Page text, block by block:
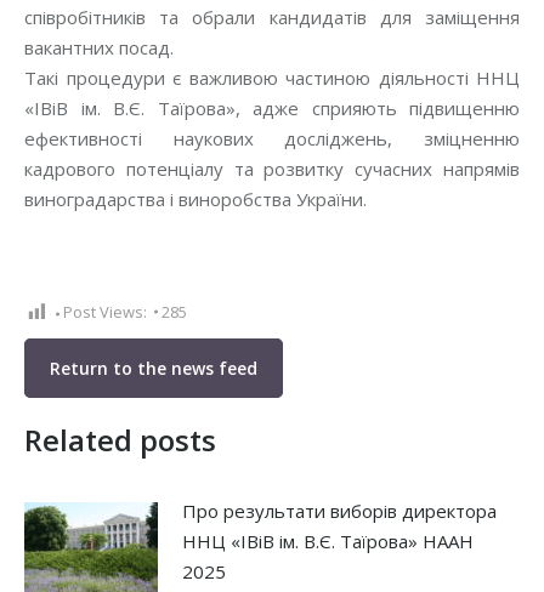
співробітників та обрали кандидатів для заміщення
вакантних посад.
Такі процедури є важливою частиною діяльності ННЦ
«ІВіВ ім. В.Є. Таїрова», адже сприяють підвищенню
ефективності наукових досліджень, зміцненню
кадрового потенціалу та розвитку сучасних напрямів
виноградарства і виноробства України.
Post Views: 285
Return to the news feed
Related posts
Про результати виборів директора
ННЦ «ІВіВ ім. В.Є. Таїрова» НААН
2025